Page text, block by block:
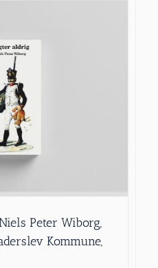
Peter Wiborg,
Kommune,